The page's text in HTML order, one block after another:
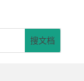
搜文档